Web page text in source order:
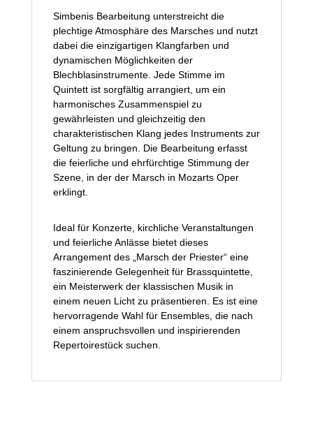
Simbenis Bearbeitung unterstreicht die
plechtige Atmosphäre des Marsches und nutzt
dabei die einzigartigen Klangfarben und
dynamischen Möglichkeiten der
Blechblasinstrumente. Jede Stimme im
Quintett ist sorgfältig arrangiert, um ein
harmonisches Zusammenspiel zu
gewährleisten und gleichzeitig den
charakteristischen Klang jedes Instruments zur
Geltung zu bringen. Die Bearbeitung erfasst
die feierliche und ehrfürchtige Stimmung der
Szene, in der der Marsch in Mozarts Oper
erklingt.
Ideal für Konzerte, kirchliche Veranstaltungen
und feierliche Anlässe bietet dieses
Arrangement des „Marsch der Priester“ eine
faszinierende Gelegenheit für Brassquintette,
ein Meisterwerk der klassischen Musik in
einem neuen Licht zu präsentieren. Es ist eine
hervorragende Wahl für Ensembles, die nach
einem anspruchsvollen und inspirierenden
Repertoirestück suchen.